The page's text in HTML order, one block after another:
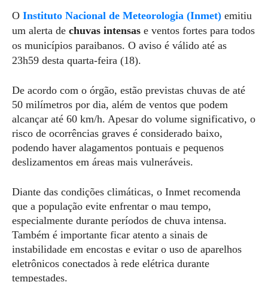
O Instituto Nacional de Meteorologia (Inmet) emitiu
um alerta de chuvas intensas e ventos fortes para todos
os municípios paraibanos. O aviso é válido até as
23h59 desta quarta-feira (18).
De acordo com o órgão, estão previstas chuvas de até
50 milímetros por dia, além de ventos que podem
alcançar até 60 km/h. Apesar do volume significativo, o
risco de ocorrências graves é considerado baixo,
podendo haver alagamentos pontuais e pequenos
deslizamentos em áreas mais vulneráveis.
Diante das condições climáticas, o Inmet recomenda
que a população evite enfrentar o mau tempo,
especialmente durante períodos de chuva intensa.
Também é importante ficar atento a sinais de
instabilidade em encostas e evitar o uso de aparelhos
eletrônicos conectados à rede elétrica durante
tempestades.